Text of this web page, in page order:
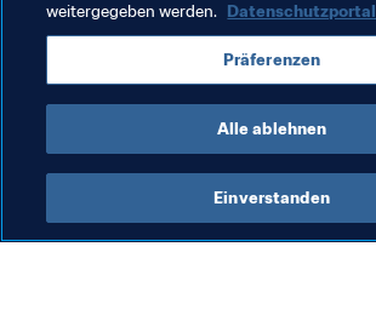
Verwandte Themen
England UEFA
weitergegeben werden. Datenschutzportal
Präferenzen
Alle ablehnen
Einverstanden